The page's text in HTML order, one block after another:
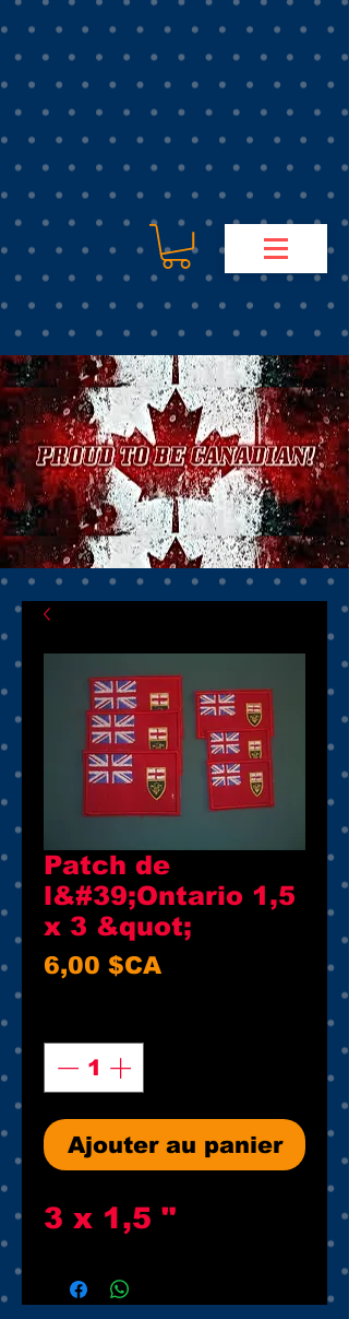
Patch de
l&#39;Ontario 1,5
x 3 &quot;
6,00 $CAPrix
Ajouter au panier
3 x 1,5 "